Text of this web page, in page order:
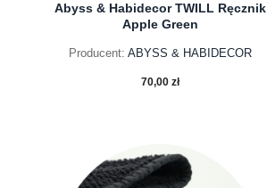
Abyss & Habidecor TWILL Ręcznik
Apple Green
Producent: ABYSS & HABIDECOR
70,00 zł
do koszyka